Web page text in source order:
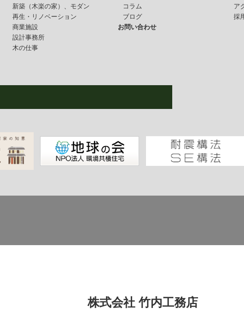
新築（木楽の家）、モダン
再生・リノベーション
商業施設
設計事務所
木の仕事
コラム
ブログ
ア
採
お問い合わせ
株式会社 竹内工務店